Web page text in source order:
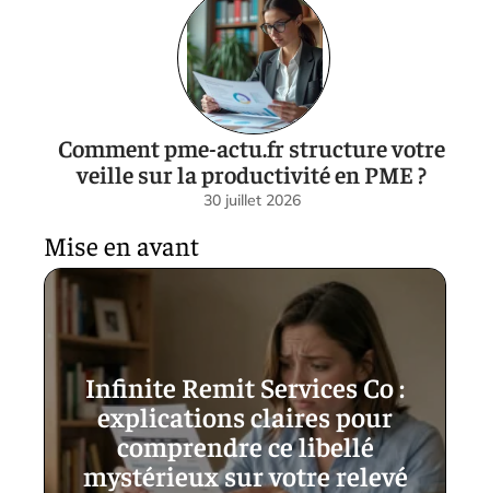
Comment pme-actu.fr structure votre
veille sur la productivité en PME ?
30 juillet 2026
Mise en avant
Infinite Remit Services Co :
explications claires pour
comprendre ce libellé
mystérieux sur votre relevé